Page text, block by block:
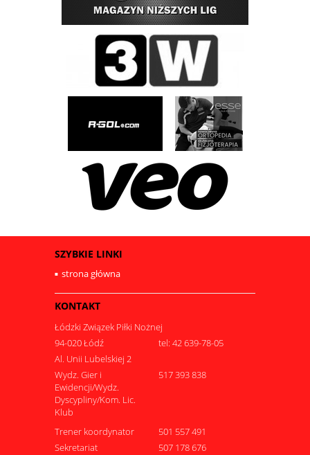
SZYBKIE LINKI
strona główna
KONTAKT
Łódzki Związek Piłki Nożnej
94-020 Łódź
tel: 42 639-78-05
Al. Unii Lubelskiej 2
Wydz. Gier i
Ewidencji/Wydz.
Dyscypliny/Kom. Lic.
Klub
517 393 838
Trener koordynator
501 557 491
Sekretariat
507 178 676